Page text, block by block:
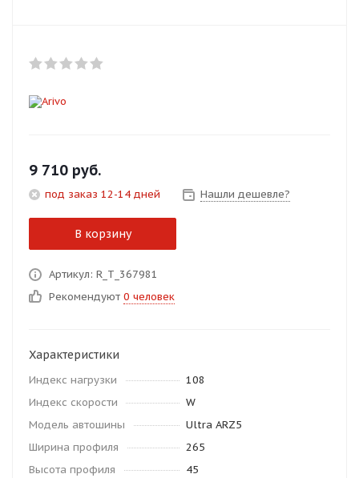
9 710 руб.
под заказ 12-14 дней Нашли дешевле?
В корзину
Артикул: R_T_367981
Рекомендуют 0 человек
Характеристики
Индекс нагрузки
108
Индекс скорости
W
Модель автошины
Ultra ARZ5
Ширина профиля
265
Высота профиля
45
Оплачивайте сегодня только
Оставшиеся 75
% будут
списыватьсяс вашей карты
25%каждые 2 недели
Остались вопросы?
8 800 302-02-51